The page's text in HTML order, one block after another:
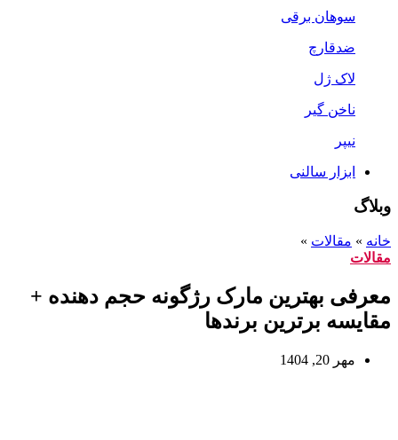
سوهان برقی
ضدقارچ
لاک ژل
ناخن گیر
نیپر
ابزار سالنی
وبلاگ
خانه » مقالات »
مقالات
معرفی بهترین مارک رژگونه حجم دهنده +
مقایسه برترین برندها
مهر 20, 1404